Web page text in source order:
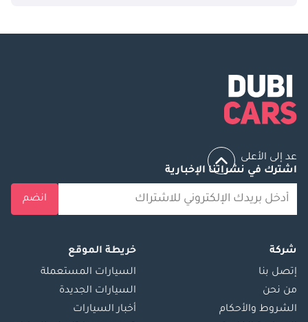
عد إلى الأعلى
اشترك في نشراتنا الإخبارية
انضم
شركة
إتصل بنا
من نحن
الشروط والأحكام
خريطة الموقع
السيارات المستعملة
السيارات الجديدة
أخبار السيارات